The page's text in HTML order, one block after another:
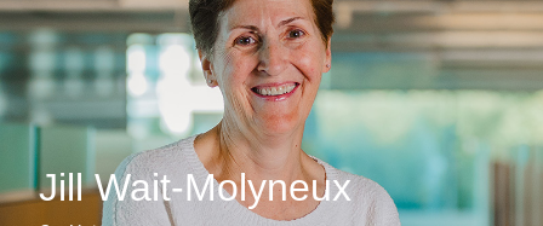
Jill Wait-Molyneux